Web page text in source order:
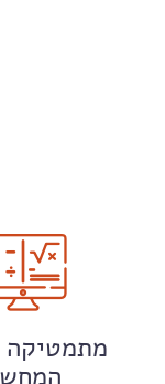
מתמטיקה